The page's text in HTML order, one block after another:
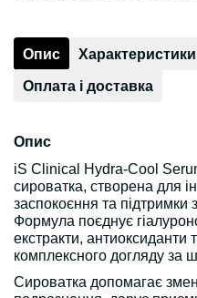
Опис Характеристики
Оплата і доставка
Опис
iS Clinical Hydra-Cool
сироватка, створена для
заспокоєння та підтримки
Формула поєднує
екстракти, антиоксиданти
комплексного догляду за
Сироватка допомагає